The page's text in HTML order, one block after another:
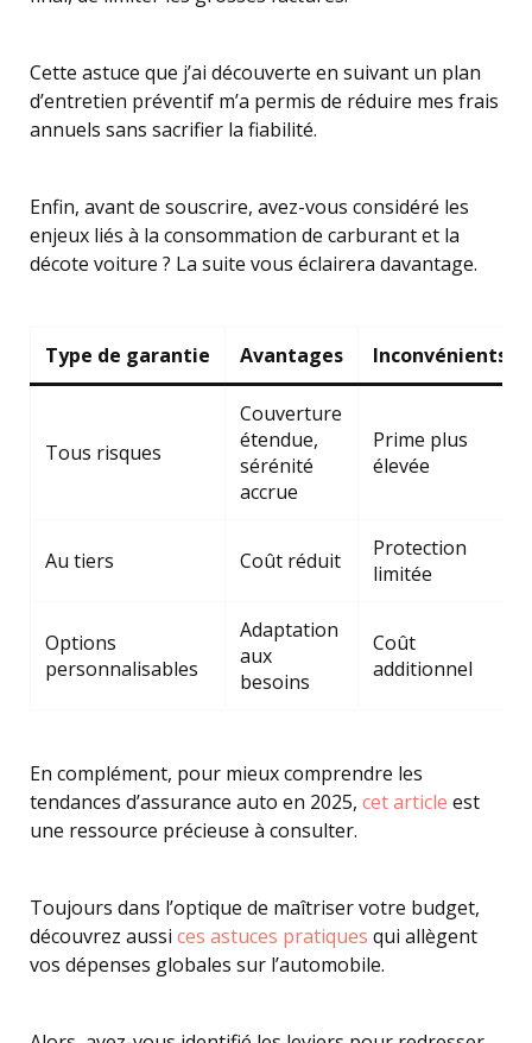
Cette astuce que j’ai découverte en suivant un plan
d’entretien préventif m’a permis de réduire mes frais
annuels sans sacrifier la fiabilité.
Enfin, avant de souscrire, avez-vous considéré les
enjeux liés à la consommation de carburant et la
décote voiture ? La suite vous éclairera davantage.
Type de garantie Avantages Inconvénients
Tous risques
Couverture
étendue,
sérénité
accrue
Prime plus
élevée
Au tiers Coût réduit
Protection
limitée
Options
personnalisables
Adaptation
aux
besoins
Coût
additionnel
En complément, pour mieux comprendre les
tendances d’assurance auto en 2025, cet article est
une ressource précieuse à consulter.
Toujours dans l’optique de maîtriser votre budget,
découvrez aussi ces astuces pratiques qui allègent
vos dépenses globales sur l’automobile.